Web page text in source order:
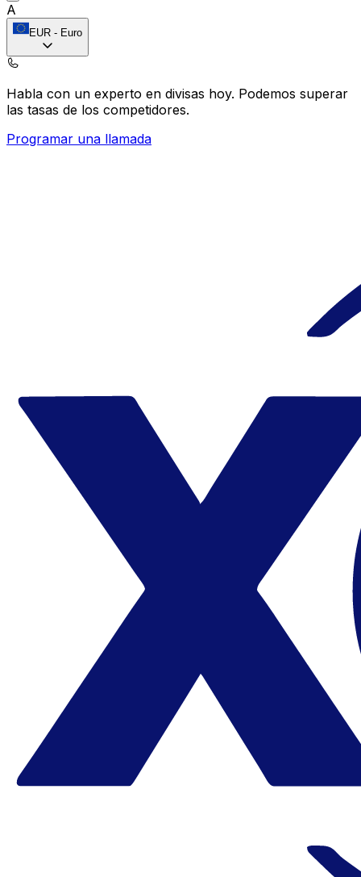
A
EUR - Euro
Habla con un experto en divisas hoy. Podemos superar
las tasas de los competidores.
Programar una llamada